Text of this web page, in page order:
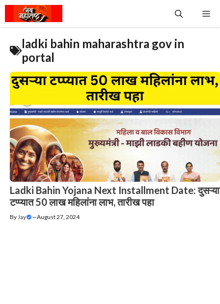
Skip
content
ladki bahin maharashtra gov in
portal
Ladki Bahin Yojana Next Installment Date: दुसऱ्या
टप्प्यात 50 लाख महिलांना लाभ, तारीख पहा
ByJay —August 27, 2024